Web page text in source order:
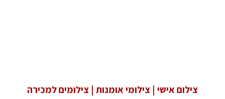
צילום אישי | צילומי אומנות | צילומים למכירה